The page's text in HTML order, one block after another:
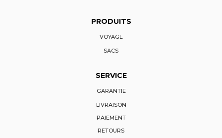
PRODUITS
VOYAGE
SACS
SERVICE
GARANTIE
LIVRAISON
PAIEMENT
RETOURS